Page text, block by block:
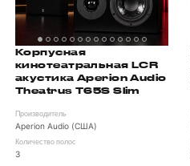
Корпусная
кинотеатральная LCR
акустика Aperion Audio
Theatrus T65S Slim
Производитель
Aperion Audio (США)
Количество полос
3